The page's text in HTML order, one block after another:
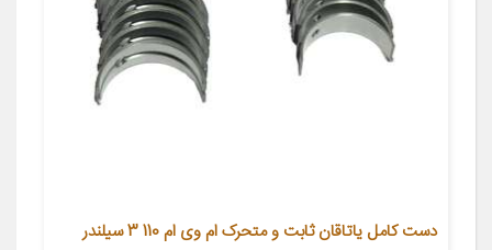
دست کامل یاتاقان ثابت و متحرک ام وی ام 110 3 سیلندر